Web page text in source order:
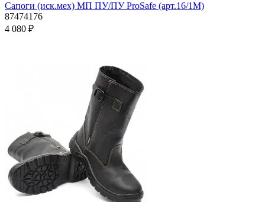
Сапоги (иск.мех) МП ПУ/ПУ ProSafe (арт.16/1М)
87474176
4 080 ₽